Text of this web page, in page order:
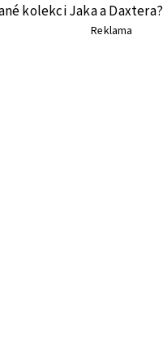
kolekci Jaka a Daxtera?
Reklama